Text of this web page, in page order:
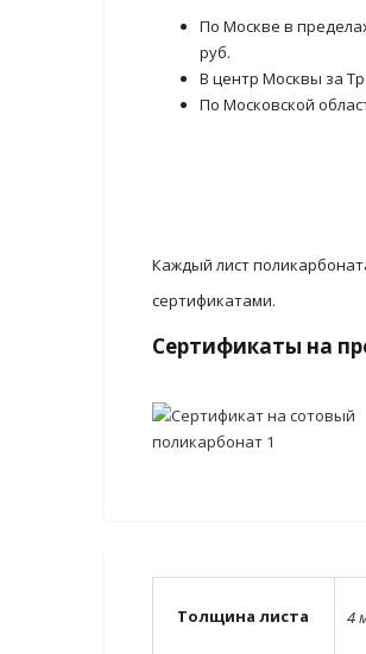
По Москве в
руб.
В центр Москвы за
По Московской
Каждый лист
сертификатами.
Сертификаты на
Толщина листа 4